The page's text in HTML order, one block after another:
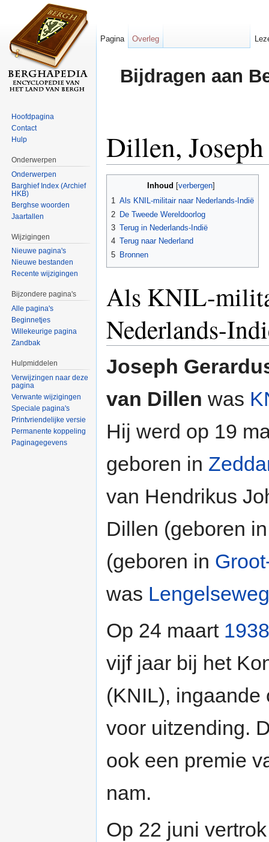
Bijdragen aan
Dillen,
Inhoud [verbergen
1 Als KNIL-militair naar Nederlands-Indië
2 De Tweede Wereldoorlog
3 Terug in Nederlands-Indië
4 Terug naar Nederland
5 Bronnen
Als KNIL-
Nederlands-
Joseph
van Dillen was
Hij werd op 19
geboren in
van Hendrikus
Dillen (geboren
(geboren in
was Lengelseweg
Op 24 maart 1938
vijf jaar bij het
(KNIL),
voor uitzending.
ook een premie
nam.
Op 22 juni
Pagina Overleg
Hoofdpagina
Contact
Hulp
Onderwerpen
Onderwerpen
Barghief Index (Archief
HKB)
Berghse woorden
Jaartallen
Wijzigingen
Nieuwe pagina's
Nieuwe bestanden
Recente wijzigingen
Bijzondere pagina's
Alle pagina's
Beginnetjes
Willekeurige pagina
Zandbak
Hulpmiddelen
Verwijzingen naar deze
pagina
Verwante wijzigingen
Speciale pagina's
Printvriendelijke versie
Permanente koppeling
Paginagegevens